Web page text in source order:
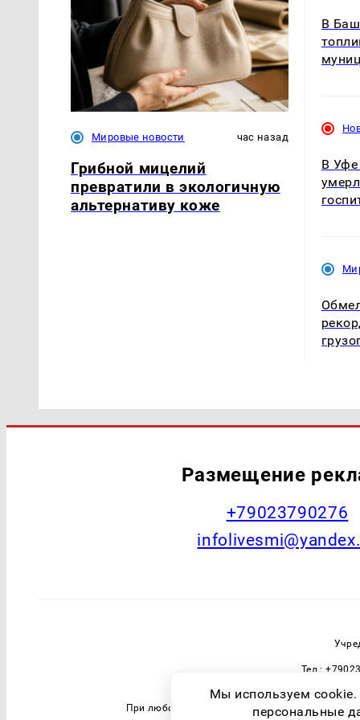
Мировые новости час назад
Грибной мицелий
превратили в экологичную
альтернативу коже
В
В Уфе
Размещение
+79023790276
Тел.:
При любом использовании материалов
Мы используем
персональные